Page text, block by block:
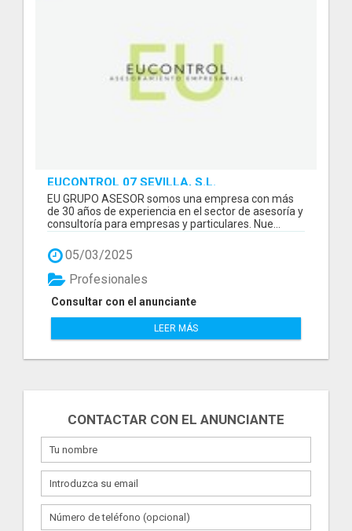
EUCONTROL 07 SEVILLA, S.L.
EU GRUPO ASESOR somos una empresa con más
de 30 años de experiencia en el sector de asesoría y
consultoría para empresas y particulares. Nue...
05/03/2025
Consultar con el anunciante
Profesionales
LEER MÁS
CONTACTAR CON EL ANUNCIANTE